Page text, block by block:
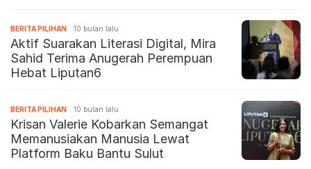
BERITA PILIHAN 10 bulan lalu
Aktif Suarakan Literasi Digital, Mira
Sahid Terima Anugerah Perempuan
Hebat Liputan6
BERITA PILIHAN 10 bulan lalu
Krisan Valerie Kobarkan Semangat
Memanusiakan Manusia Lewat
Platform Baku Bantu Sulut